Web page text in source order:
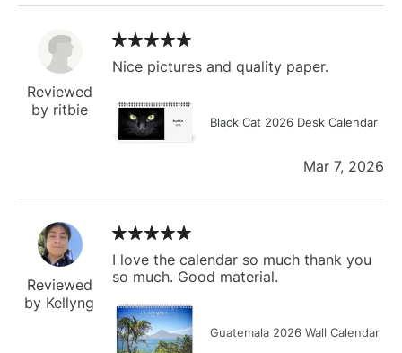
Reviewed
by ritbie
Nice pictures and quality paper.
Black Cat 2026 Desk Calendar
Mar 7, 2026
Reviewed
by Kellyng
I love the calendar so much thank you
so much. Good material.
Guatemala 2026 Wall Calendar